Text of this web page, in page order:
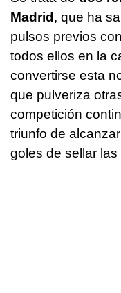
Madrid, que ha
pulsos previos
todos ellos en la
convertirse esta
que pulveriza
competición
triunfo de
goles de sellar